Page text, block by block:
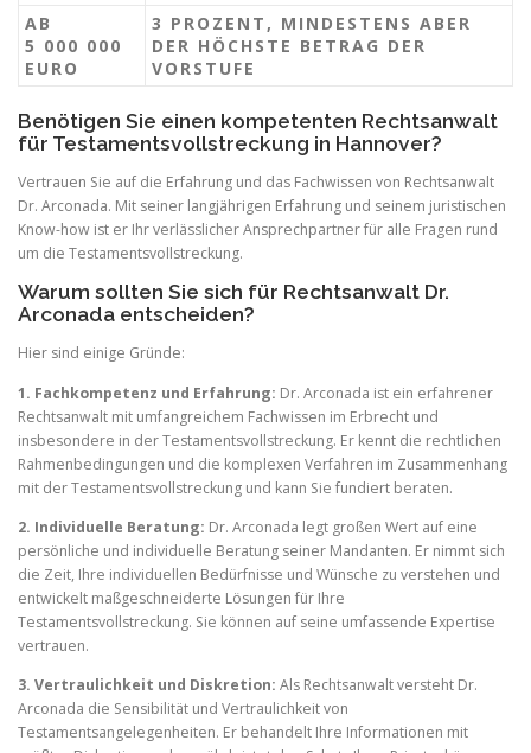
AB
5 000 000
EURO
3 PROZENT, MINDESTENS ABER
DER HÖCHSTE BETRAG DER
VORSTUFE
Benötigen Sie einen kompetenten Rechtsanwalt
für Testamentsvollstreckung in Hannover?
Vertrauen Sie auf die Erfahrung und das Fachwissen von Rechtsanwalt
Dr. Arconada. Mit seiner langjährigen Erfahrung und seinem juristischen
Know-how ist er Ihr verlässlicher Ansprechpartner für alle Fragen rund
um die Testamentsvollstreckung.
Warum sollten Sie sich für Rechtsanwalt Dr.
Arconada entscheiden?
Hier sind einige Gründe:
1. Fachkompetenz und Erfahrung: Dr. Arconada ist ein erfahrener
Rechtsanwalt mit umfangreichem Fachwissen im Erbrecht und
insbesondere in der Testamentsvollstreckung. Er kennt die rechtlichen
Rahmenbedingungen und die komplexen Verfahren im Zusammenhang
mit der Testamentsvollstreckung und kann Sie fundiert beraten.
2. Individuelle Beratung: Dr. Arconada legt großen Wert auf eine
persönliche und individuelle Beratung seiner Mandanten. Er nimmt sich
die Zeit, Ihre individuellen Bedürfnisse und Wünsche zu verstehen und
entwickelt maßgeschneiderte Lösungen für Ihre
Testamentsvollstreckung. Sie können auf seine umfassende Expertise
vertrauen.
3. Vertraulichkeit und Diskretion: Als Rechtsanwalt versteht Dr.
Arconada die Sensibilität und Vertraulichkeit von
Testamentsangelegenheiten. Er behandelt Ihre Informationen mit